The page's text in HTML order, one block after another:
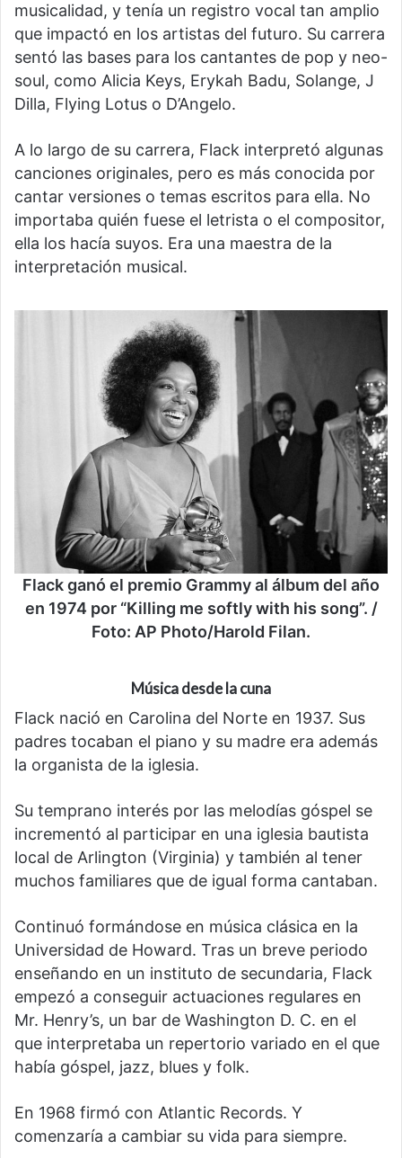
musicalidad, y tenía un registro vocal tan amplio
que impactó en los artistas del futuro. Su carrera
sentó las bases para los cantantes de pop y neo-
soul, como Alicia Keys, Erykah Badu, Solange, J
Dilla, Flying Lotus o D’Angelo.
A lo largo de su carrera, Flack interpretó algunas
canciones originales, pero es más conocida por
cantar versiones o temas escritos para ella. No
importaba quién fuese el letrista o el compositor,
ella los hacía suyos. Era una maestra de la
interpretación musical.
Flack ganó el premio Grammy al álbum del año
en 1974 por “Killing me softly with his song”. /
Foto: AP Photo/Harold Filan.
Música desde la cuna
Flack nació en Carolina del Norte en 1937. Sus
padres tocaban el piano y su madre era además
la organista de la iglesia.
Su temprano interés por las melodías góspel se
incrementó al participar en una iglesia bautista
local de Arlington (Virginia) y también al tener
muchos familiares que de igual forma cantaban.
Continuó formándose en música clásica en la
Universidad de Howard. Tras un breve periodo
enseñando en un instituto de secundaria, Flack
empezó a conseguir actuaciones regulares en
Mr. Henry’s, un bar de Washington D. C. en el
que interpretaba un repertorio variado en el que
había góspel, jazz, blues y folk.
En 1968 firmó con Atlantic Records. Y
comenzaría a cambiar su vida para siempre.